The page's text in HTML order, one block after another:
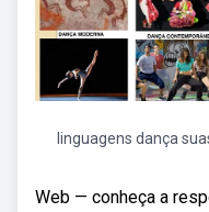
linguagens dança
Web — conheça a